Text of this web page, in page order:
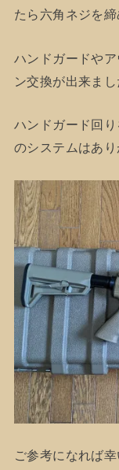
たら六角ネジを締
ハンドガードや
ン交換が出来まし
ハンドガード回
のシステムはあり
ご参考になれば幸